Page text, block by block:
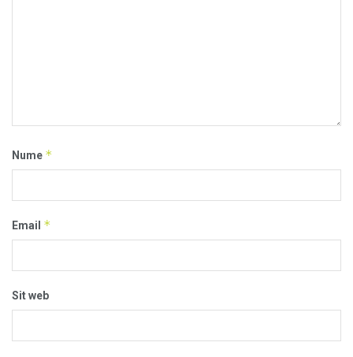
Nume *
Email *
Sit web